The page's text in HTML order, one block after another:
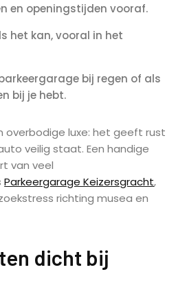
en openingstijden vooraf.
het kan, vooral in het
bij regen of als
bij je hebt.
overbodige luxe: het geeft rust
veilig staat. Een handige
van veel
Parkeergarage Keizersgracht,
richting musea en
dicht bij